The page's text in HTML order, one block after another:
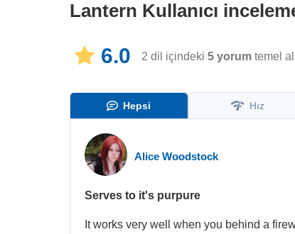
Lantern Kullanıcı
6.0 2 dil içindeki 5 yorum temel
Hepsi Hız
Alice Woodstock
Serves to it's purpure
It works very well when you behind a